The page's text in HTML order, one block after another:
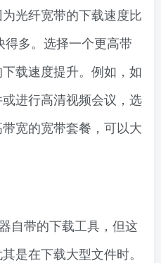
光纤宽带的下载速度比
多。选择一个更高带
载速度提升。例如，如
进行高清视频会议，选
宽的宽带套餐，可以大
自带的下载工具，但这
是在下载大型文件时。